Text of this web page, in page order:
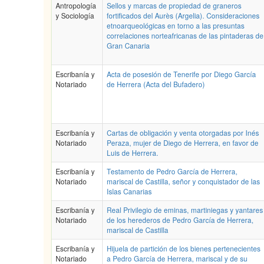
Antropología
y Sociología
Sellos y marcas de propiedad de graneros
fortificados del Aurès (Argelia). Consideraciones
etnoarqueológicas en torno a las presuntas
correlaciones norteafricanas de las pintaderas de
Gran Canaria
Escribanía y
Notariado
Acta de posesión de Tenerife por Diego García
de Herrera (Acta del Bufadero)
Escribanía y
Notariado
Cartas de obligación y venta otorgadas por Inés
Peraza, mujer de Diego de Herrera, en favor de
Luis de Herrera.
Escribanía y
Notariado
Testamento de Pedro García de Herrera,
mariscal de Castilla, señor y conquistador de las
Islas Canarias
Escribanía y
Notariado
Real Privilegio de eminas, martiniegas y yantares
de los herederos de Pedro García de Herrera,
mariscal de Castilla
Escribanía y
Notariado
Hijuela de partición de los bienes pertenecientes
a Pedro García de Herrera, mariscal y de su